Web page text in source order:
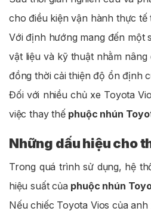
cho điều kiện vận hành thực tế
Với định hướng mang đến một
vật liệu và kỹ thuật nhằm
đồng thời cải thiện độ ổn định
Đối với nhiều chủ xe Toyota
việc thay thế phuộc nhún
Những dấu hiệu cho
Trong quá trình sử dụng, hệ
hiệu suất của phuộc nhún
Nếu chiếc Toyota Vios của